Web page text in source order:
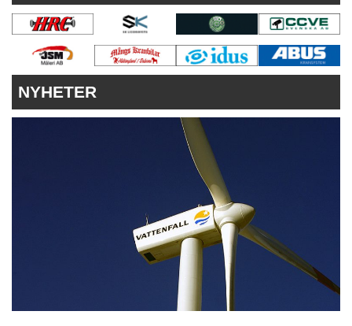
KONTAKT
VÅRA ANDRA MAGASIN
PRENUMERERA
ANNONSERA
NYHETER